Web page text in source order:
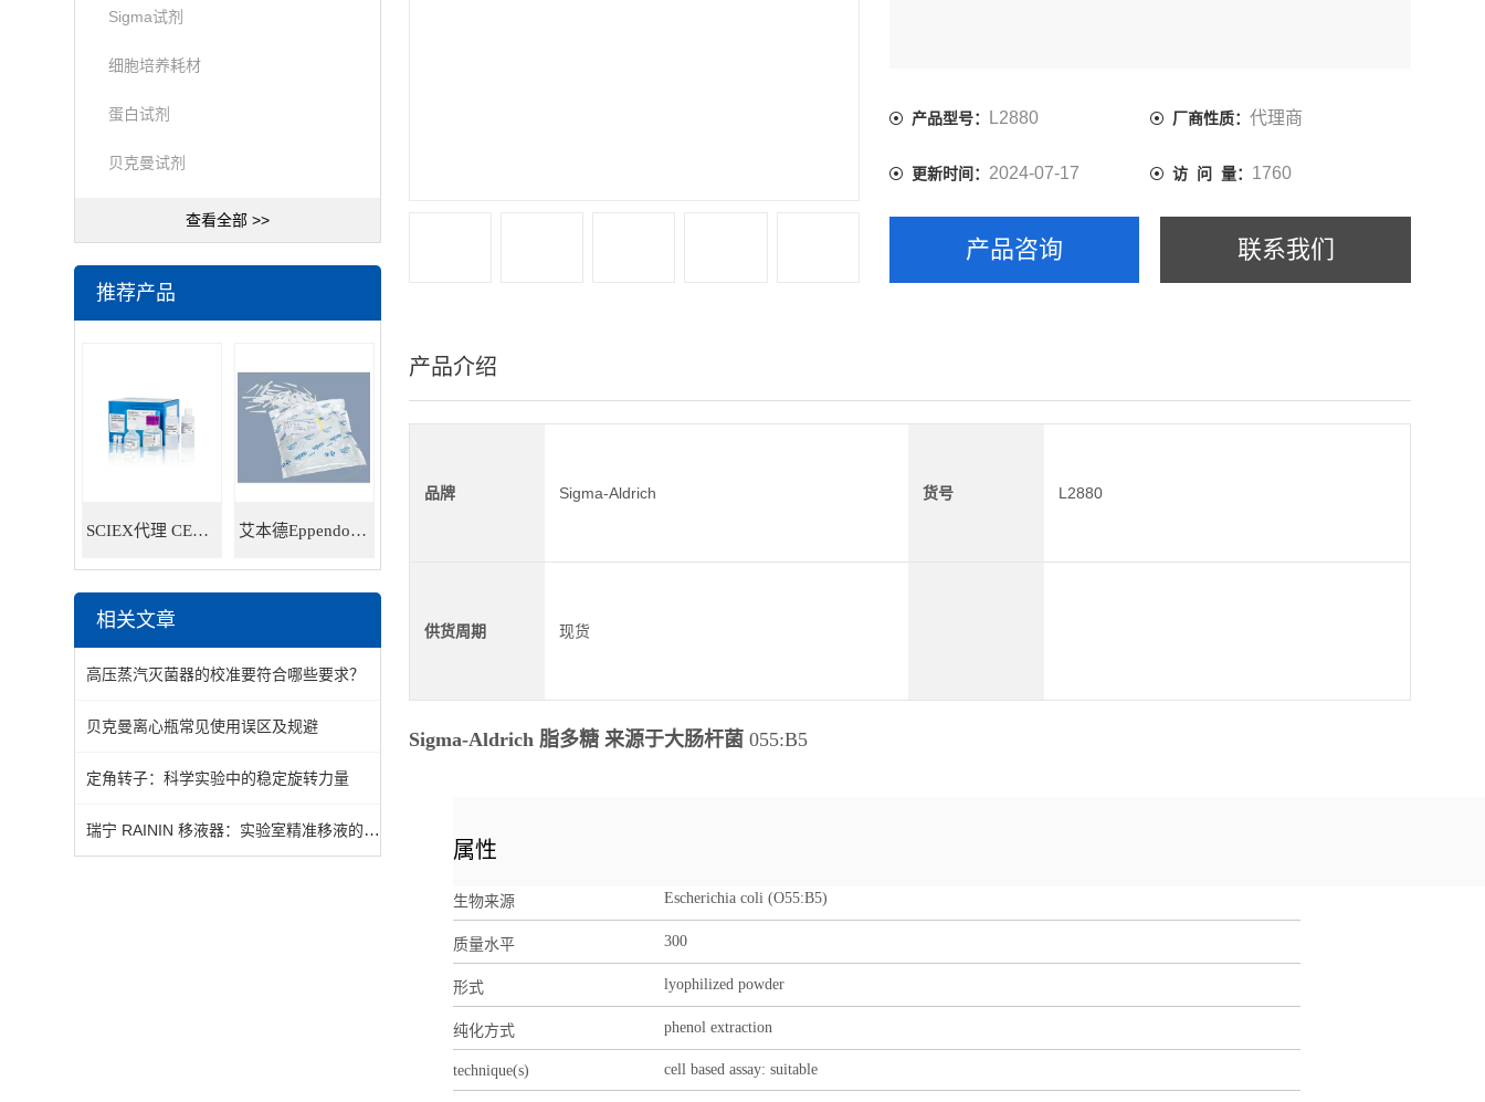
产品型号： L2880 厂商性质： 代理商
更新时间： 2024-07-17 访 问 量： 1760
产品咨询 联系我们
产品介绍
品牌 Sigma-Aldrich 货号 L2880
供货周期 现货
Sigma-Aldrich 脂多糖 来源于大肠杆菌 055:B5
属性
生物来源 Escherichia coli (O55:B5)
质量水平 300
形式 lyophilized powder
纯化方式 phenol extraction
technique(s) cell based assay: suitable
Sigma试剂
细胞培养耗材
蛋白试剂
贝克曼试剂
查看全部 >>
推荐产品
SCIEX代理 CE耗材试剂 毛细管电泳试剂耗材 艾本德Eppendorf 5ml移液器吸头 30000978
相关文章
高压蒸汽灭菌器的校准要符合哪些要求？
贝克曼离心瓶常见使用误区及规避
定角转子：科学实验中的稳定旋转力量
瑞宁 RAININ 移液器：实验室精准移液的选择